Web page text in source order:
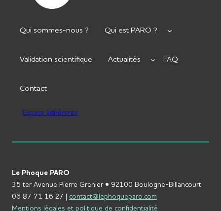
Qui sommes-nous ? Qui est PARO ?
Validation scientifique Actualités FAQ
Contact
Espace adhérents
Le Phoque PARO
35 ter Avenue Pierre Grenier • 92100 Boulogne-Billancourt
06 87 71 16 27 | contact@lephoqueparo.com
Mentions légales et politique de confidentialité